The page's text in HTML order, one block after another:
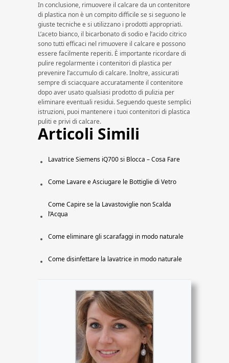
In conclusione, rimuovere il calcare da un contenitore
di plastica non è un compito difficile se si seguono le
giuste tecniche e si utilizzano i prodotti appropriati.
L’aceto bianco, il bicarbonato di sodio e l’acido citrico
sono tutti efficaci nel rimuovere il calcare e possono
essere facilmente reperiti. È importante ricordare di
pulire regolarmente i contenitori di plastica per
prevenire l’accumulo di calcare. Inoltre, assicurati
sempre di sciacquare accuratamente il contenitore
dopo aver usato qualsiasi prodotto di pulizia per
eliminare eventuali residui. Seguendo queste semplici
istruzioni, puoi mantenere i tuoi contenitori di plastica
puliti e privi di calcare.
Articoli Simili
Lavatrice Siemens iQ700 si Blocca – Cosa Fare
Come Lavare e Asciugare le Bottiglie di Vetro
Come Capire se la Lavastoviglie non Scalda
l’Acqua
Come eliminare gli scarafaggi in modo naturale
Come disinfettare la lavatrice in modo naturale